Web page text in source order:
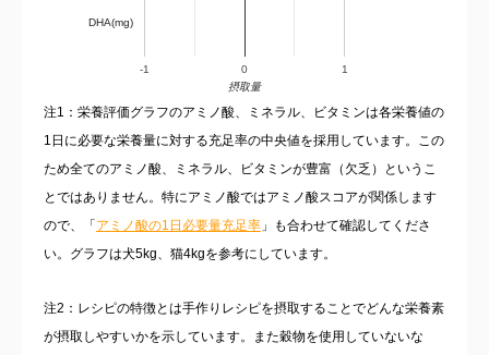
-1 0 1
DHA(mg)
摂取量
注1：栄養評価グラフのアミノ酸、ミネラル、ビタミンは各栄養値の
1日に必要な栄養量に対する充足率の中央値を採用しています。この
ため全てのアミノ酸、ミネラル、ビタミンが豊富（欠乏）というこ
とではありません。特にアミノ酸ではアミノ酸スコアが関係します
ので、「アミノ酸の1日必要量充足率 」も合わせて確認してくださ
い。グラフは犬5kg、猫4kgを参考にしています。
注2：レシピの特徴とは手作りレシピを摂取することでどんな栄養素
が摂取しやすいかを示しています。また穀物を使用していないな